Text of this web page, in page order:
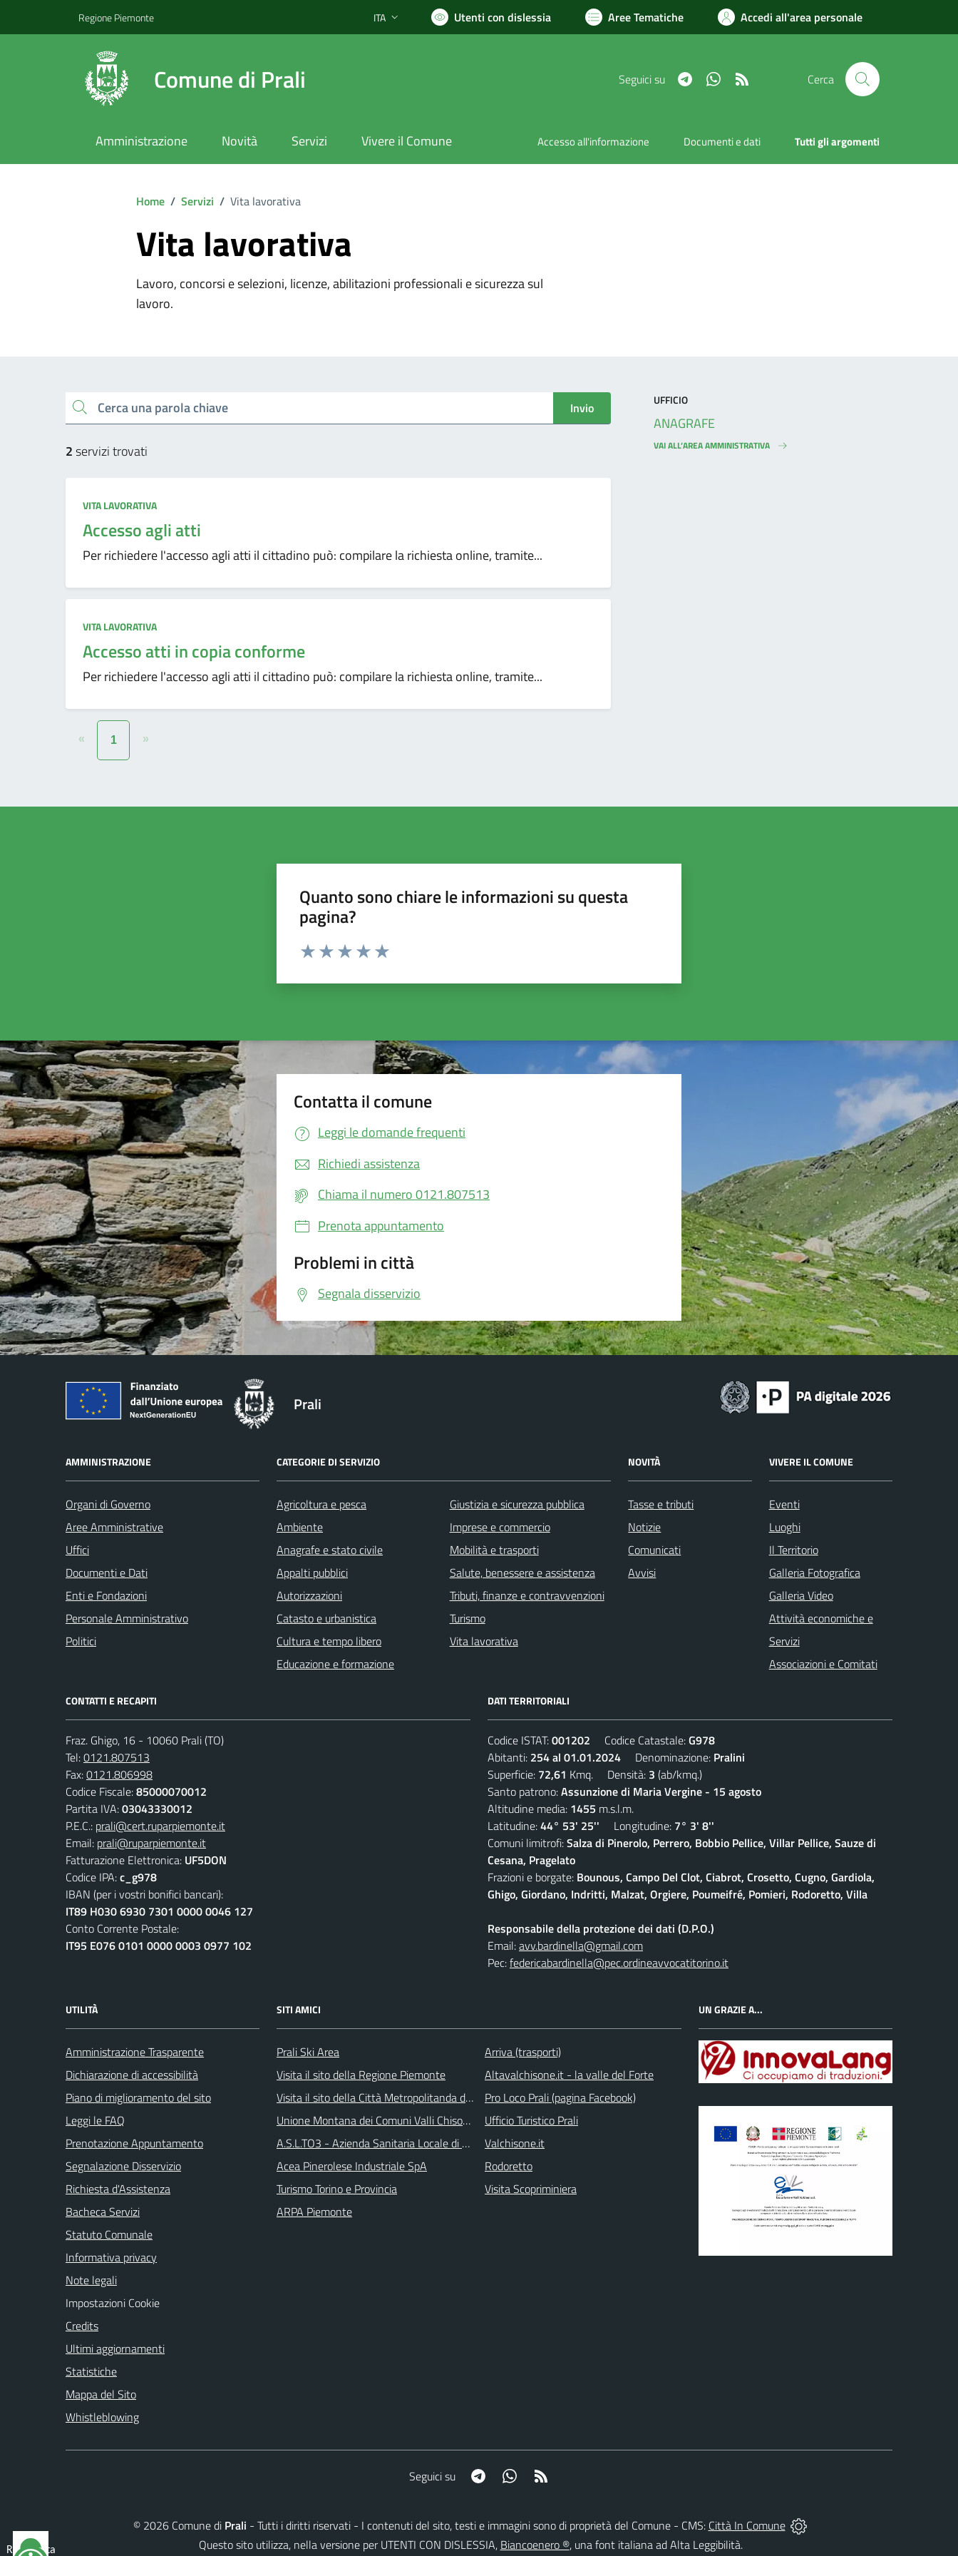
Regione Piemonte Lingua attiva:
ITA Utenti con dislessia Aree Tematiche Accedi all'area personale
Comune di Prali Seguici su TelegramWhatsapp Cerca
Amministrazione Novità Servizi Vivere il Comune Accesso all'informazione Documenti e dati Tutti gli argomenti
Home / Servizi / Vita lavorativa
Vita lavorativa
Lavoro, concorsi e selezioni, licenze, abilitazioni professionali e sicurezza sul
lavoro.
Cerca una parola chiave Invio
2servizi trovati
VITA LAVORATIVA
Accesso agli atti
Per richiedere l'accesso agli atti il cittadino può: compilare la richiesta online, tramite...
VITA LAVORATIVA
Accesso atti in copia conforme
Per richiedere l'accesso agli atti il cittadino può: compilare la richiesta online, tramite...
« 1 »
UFFICIO
ANAGRAFE
VAI ALL’AREA AMMINISTRATIVA
Quanto sono chiare le informazioni su questa
pagina?
Valuta da 1 a 5 stelle la pagina
Contatta il comune
Leggi le domande frequenti
Richiedi assistenza
Chiama il numero 0121.807513
Prenota appuntamento
Problemi in città
Segnala disservizio
Prali
AMMINISTRAZIONE
Organi di Governo
Aree Amministrative
Uffici
Documenti e Dati
Enti e Fondazioni
Personale Amministrativo
Politici
CATEGORIE DI SERVIZIO
Agricoltura e pesca
Ambiente
Anagrafe e stato civile
Appalti pubblici
Autorizzazioni
Catasto e urbanistica
Cultura e tempo libero
Educazione e formazione
Giustizia e sicurezza pubblica
Imprese e commercio
Mobilità e trasporti
Salute, benessere e assistenza
Tributi, finanze e contravvenzioni
Turismo
Vita lavorativa
NOVITÀ
Tasse e tributi
Notizie
Comunicati
Avvisi
VIVERE IL COMUNE
Eventi
Luoghi
Il Territorio
Galleria Fotografica
Galleria Video
Attività economiche e
Servizi
Associazioni e Comitati
CONTATTI E RECAPITI
Fraz. Ghigo, 16 - 10060 Prali (TO)
Tel:0121.807513
Fax:0121.806998
Codice Fiscale:85000070012
Partita IVA:03043330012
P.E.C.: prali@cert.ruparpiemonte.it
Email: prali@ruparpiemonte.it
Fatturazione Elettronica: UF5DON
Codice IPA:c_g978
IBAN (per i vostri bonifici bancari):
IT89 H030 6930 7301 0000 0046 127
Conto Corrente Postale:
IT95 E076 0101 0000 0003 0977 102
DATI TERRITORIALI
Codice ISTAT:001202 Codice Catastale:G978
Abitanti: 254 al 01.01.2024 Denominazione: Pralini
Superficie: 72,61 Kmq. Densità: 3 (ab/kmq.)
Santo patrono:Assunzione di Maria Vergine - 15 agosto
Altitudine media: 1455 m.s.l.m.
Latitudine:44° 53' 25'' Longitudine: 7° 3' 8''
Comuni limitrofi:Salza di Pinerolo, Perrero, Bobbio Pellice, Villar Pellice, Sauze di
Cesana, Pragelato
Frazioni e borgate: Bounous, Campo Del Clot, Ciabrot, Crosetto, Cugno, Gardiola,
Ghigo, Giordano, Indritti, Malzat, Orgiere, Poumeifré, Pomieri, Rodoretto, Villa
Responsabile della protezione dei dati (D.P.O.)
Email:avv.bardinella@gmail.com
Pec:federicabardinella@pec.ordineavvocatitorino.it
UTILITÀ
Amministrazione Trasparente
Dichiarazione di accessibilità
Piano di miglioramento del sito
Leggi le FAQ
Prenotazione Appuntamento
Segnalazione Disservizio
Richiesta d'Assistenza
Bacheca Servizi
Statuto Comunale
Informativa privacy
Note legali
Impostazioni Cookie
Credits
Ultimi aggiornamenti
Statistiche
Mappa del Sito
Whistleblowing
SITI AMICI
Prali Ski Area
Visita il sito della Regione Piemonte
Visita il sito della Città Metropolitanda di Torino
Unione Montana dei Comuni Valli Chisone e Germanasca
A.S.L.TO3 - Azienda Sanitaria Locale di Collegno e Pinerolo
Acea Pinerolese Industriale SpA
Turismo Torino e Provincia
ARPA Piemonte
Arriva (trasporti)
Altavalchisone.it - la valle del Forte
Pro Loco Prali (pagina Facebook)
Ufficio Turistico Prali
Valchisone.it
Rodoretto
Visita Scopriminiera
UN GRAZIE A...
Seguici su Telegram Whatsapp
© 2026Comune di Prali - Tutti i diritti riservati - I contenuti del sito, testi e immagini sono di proprietà del Comune - CMS: Città In Comune
Questo sito utilizza, nella versione per UTENTI CON DISLESSIA, Biancoenero ®, una font italiana ad Alta Leggibilità.
Reimposta